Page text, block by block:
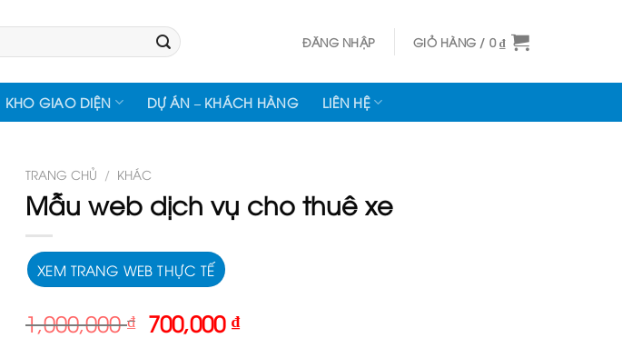
ĐĂNG NHẬP GIỎ HÀNG / 0₫
KHO GIAO DIỆN DỰ ÁN – KHÁCH HÀNG LIÊN HỆ
TRANG CHỦ / KHÁC
Mẫu web dịch vụ cho thuê xe
XEM TRANG WEB THỰC TẾ
1,000,000₫ Giá
700,000₫Giá